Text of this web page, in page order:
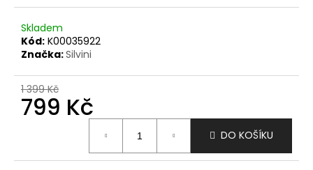
Skladem
Kód: K00035922
Značka:Silvini
1 399 Kč
799 Kč
DO KOŠÍKU
u
č
u